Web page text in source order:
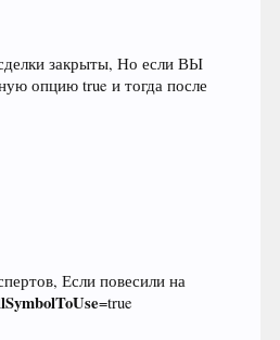
закрыты, Но если ВЫ
опцию true и тогда после
Если повесили на
=true